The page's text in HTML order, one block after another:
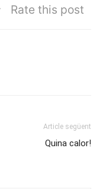
Rate this post
Article següent
Quina calor!